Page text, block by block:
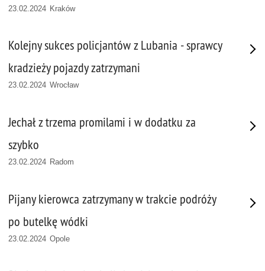
23.02.2024 Kraków
Kolejny sukces policjantów z Lubania - sprawcy
kradzieży pojazdy zatrzymani
23.02.2024 Wrocław
Jechał z trzema promilami i w dodatku za
szybko
23.02.2024 Radom
Pijany kierowca zatrzymany w trakcie podróży
po butelkę wódki
23.02.2024 Opole